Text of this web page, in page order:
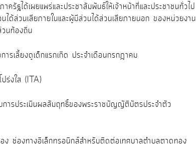
ครัฐได้เผยแพร่และประชาสัมพันธ์ให้เจ้าหน้าที่และประชาชนทั่วไป
ได้ส่วนเสียภายในและผู้มีส่วนได้ส่วนเสียภายนอก ของหน่วยงาน
นท้องถิ่น
รเลี้ยงดูเด็กแรกเกิด ประจำเดือนกรกฎาคม
ร่งใส (ITA)
การประเมินผลสัมฤทธิ์ของพระราชบัญญัติบัตรประจำตัว
ง ช่องทางอิเล็กทรอนิกส์สำหรับติดต่อเทศบาลตำบลตาดทอง